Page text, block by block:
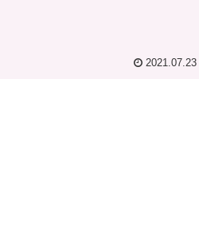
2021.07.23